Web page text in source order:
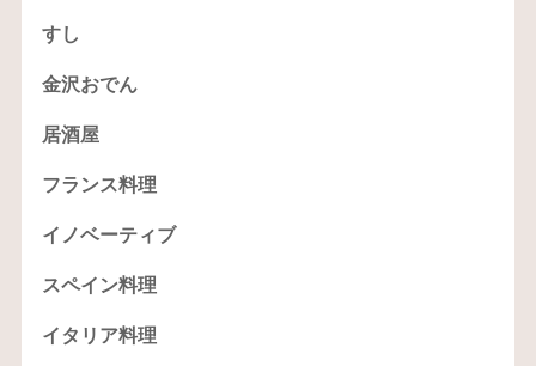
すし
金沢おでん
居酒屋
フランス料理
イノベーティブ
スペイン料理
イタリア料理